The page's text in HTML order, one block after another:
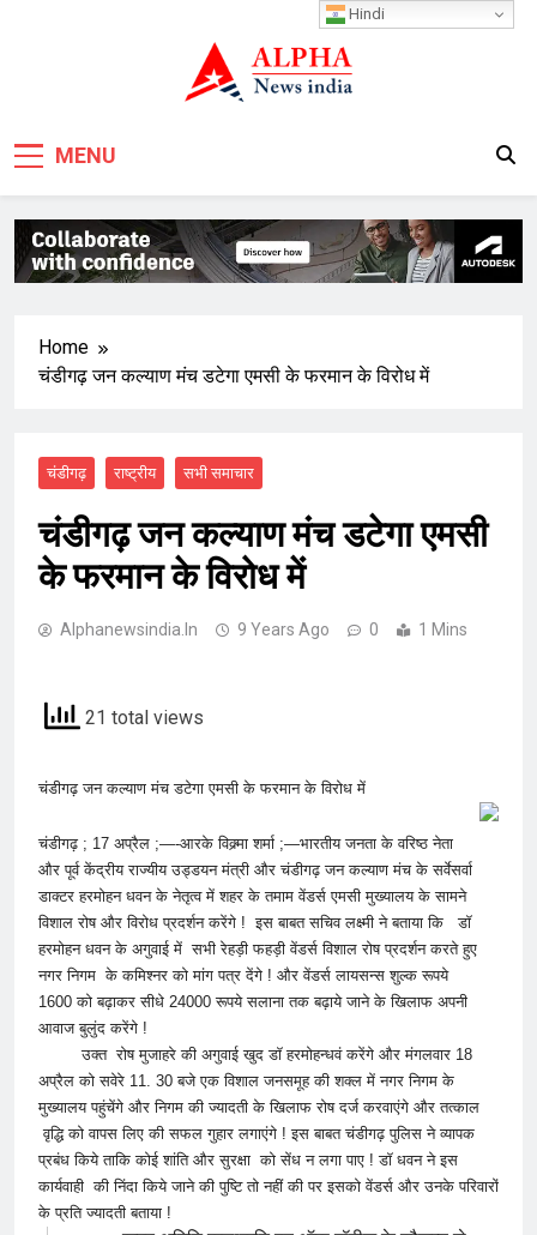
MENU
Home
चंडीगढ़ जन कल्याण मंच डटेगा एमसी के फरमान के विरोध में
चंडीगढ़ राष्ट्रीय सभी समाचार
चंडीगढ़ जन कल्याण मंच डटेगा एमसी
के फरमान के विरोध में
Alphanewsindia.in 9 Years Ago 0 1 Mins
21 total views
चंडीगढ़ जन कल्याण मंच डटेगा एमसी के फरमान के विरोध में
चंडीगढ़ ; 17 अप्रैल ;—-आरके विक्र्मा शर्मा ;—भारतीय जनता के वरिष्ठ नेता
और पूर्व केंद्रीय राज्यीय उड्डयन मंत्री और चंडीगढ़ जन कल्याण मंच के सर्वेसर्वा
डाक्टर हरमोहन धवन के नेतृत्व में शहर के तमाम वेंडर्स एमसी मुख्यालय के सामने
विशाल रोष और विरोध प्रदर्शन करेंगे ! इस बाबत सचिव लक्ष्मी ने बताया कि डॉ
हरमोहन धवन के अगुवाई में सभी रेहड़ी फहड़ी वेंडर्स विशाल रोष प्रदर्शन करते हुए
नगर निगम के कमिश्नर को मांग पत्र देंगे ! और वेंडर्स लायसन्स शुल्क रूपये
1600 को बढ़ाकर सीधे 24000 रूपये सलाना तक बढ़ाये जाने के खिलाफ अपनी
आवाज बुलुंद करेंगे !
उक्त रोष मुजाहरे की अगुवाई खुद डॉ हरमोहन्धवं करेंगे और मंगलवार 18
अप्रैल को सवेरे 11. 30 बजे एक विशाल जनसमूह की शक्ल में नगर निगम के
मुख्यालय पहुंचेंगे और निगम की ज्यादती के खिलाफ रोष दर्ज करवाएंगे और तत्काल
वृद्धि को वापस लिए की सफल गुहार लगाएंगे ! इस बाबत चंडीगढ़ पुलिस ने व्यापक
प्रबंध किये ताकि कोई शांति और सुरक्षा को सेंध न लगा पाए ! डॉ धवन ने इस
कार्यवाही की निंदा किये जाने की पुष्टि तो नहीं की पर इसको वेंडर्स और उनके परिवारों
के प्रति ज्यादती बताया !
Hindi